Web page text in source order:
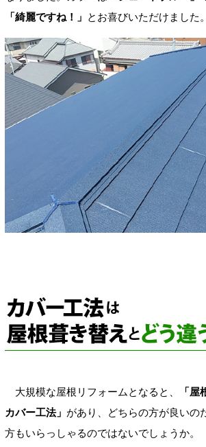
「綺麗ですね！」 とお喜びいただけました。
大規模な屋根リフォームとなると、
「
カバー工法」 があり、どちらの方が良いの
方もいらっしゃるのではないでしょうか。